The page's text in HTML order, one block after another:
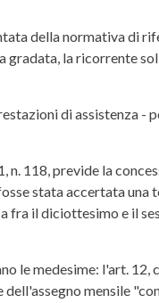
della normativa di
gradata, la ricorrente
di assistenza -
118, previde la
stata accertata una
fra il diciottesimo e il
le medesime: l'art. 12,
mensile